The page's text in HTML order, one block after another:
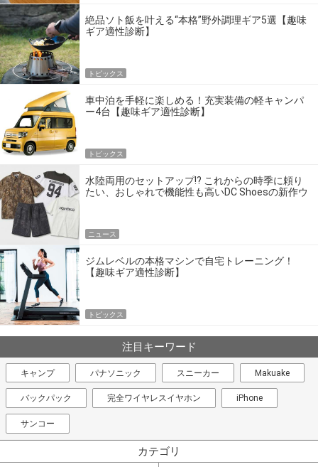
絶品ソト飯を叶える“本格”野外調理ギア5選【趣味
ギア適性診断】
トピックス
車中泊を手軽に楽しめる！充実装備の軽キャンパ
ー4台【趣味ギア適性診断】
トピックス
水陸両用のセットアップ!? これからの時季に頼り
たい、おしゃれで機能性も高いDC Shoesの新作ウ
ニュース
ジムレベルの本格マシンで自宅トレーニング！
【趣味ギア適性診断】
トピックス
注目キーワード
キャンプ パナソニック スニーカー Makuake
バックパック 完全ワイヤレスイヤホン iPhone
サンコー
カテゴリ